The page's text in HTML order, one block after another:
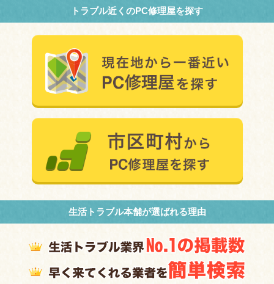
トラブル近くのPC修理屋を探す
生活トラブル本舗が選ばれる理由